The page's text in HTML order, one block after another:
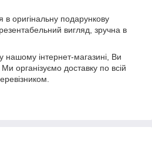
в оригінальну подарункову
вигляд, зручна в
інтернет-магазині, Ви
організуємо доставку по всій